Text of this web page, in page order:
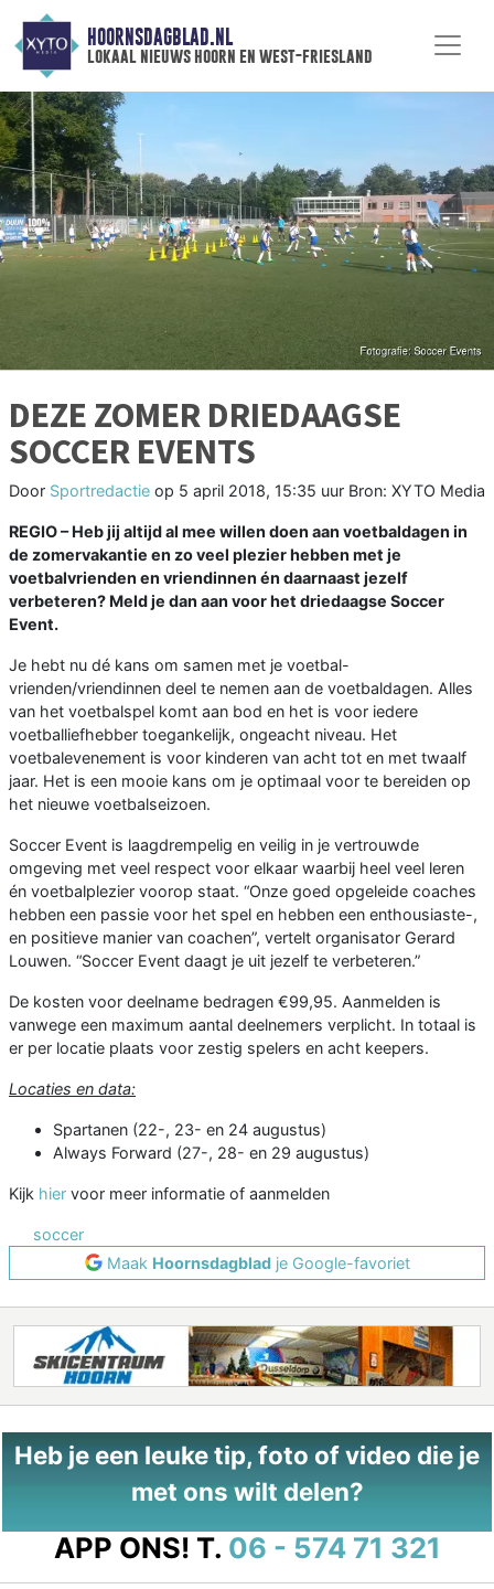
HOORNSDAGBLAD.NL
lokaal nieuws hoorn en west-friesland
DEZE ZOMER DRIEDAAGSE
SOCCER EVENTS
Door Sportredactie op 5 april 2018, 15:35 uur Bron: XYTO Media
REGIO –Heb jij altijd al mee willen doen aan voetbaldagen in
de zomervakantie en zo veel plezier hebben met je
voetbalvrienden en vriendinnen én daarnaast jezelf
verbeteren? Meld je dan aan voor het driedaagse Soccer
Event.
Je hebt nu dé kans om samen met je voetbal-
vrienden/vriendinnen deel te nemen aan de voetbaldagen. Alles
van het voetbalspel komt aan bod en het is voor iedere
voetballiefhebber toegankelijk, ongeacht niveau. Het
voetbalevenement is voor kinderen van acht tot en met twaalf
jaar. Het is een mooie kans om je optimaal voor te bereiden op
het nieuwe voetbalseizoen.
Soccer Event is laagdrempelig en veilig in je vertrouwde
omgeving met veel respect voor elkaar waarbij heel veel leren
én voetbalplezier voorop staat. “Onze goed opgeleide coaches
hebben een passie voor het spel en hebben een enthousiaste-,
en positieve manier van coachen”, vertelt organisator Gerard
Louwen. “Soccer Event daagt je uit jezelf te verbeteren.”
De kosten voor deelname bedragen €99,95. Aanmelden is
vanwege een maximum aantal deelnemers verplicht. In totaal is
er per locatie plaats voor zestig spelers en acht keepers.
Locaties en data:
Spartanen (22-, 23- en 24 augustus)
Always Forward (27-, 28- en 29 augustus)
Kijk hier voor meer informatie of aanmelden
soccer
Maak Hoornsdagbladje Google-favoriet
Heb je een leuke tip, foto of video die je
met ons wilt delen?
APP ONS! T. 06 - 574 71 321